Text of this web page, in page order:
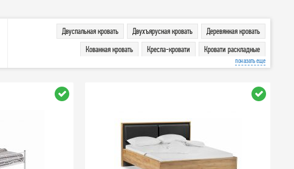
Двуспальная кровать Двухъярусная кровать
Деревянная кровать
Кованная кровать
Кресла-кровати
Кровати раскладные
Кровати с подъемным механизмом
Кровать с матрасом
Односпальная кровать
Ортопедические основания и комплектующие
Полутороспальная кровать
показать еще